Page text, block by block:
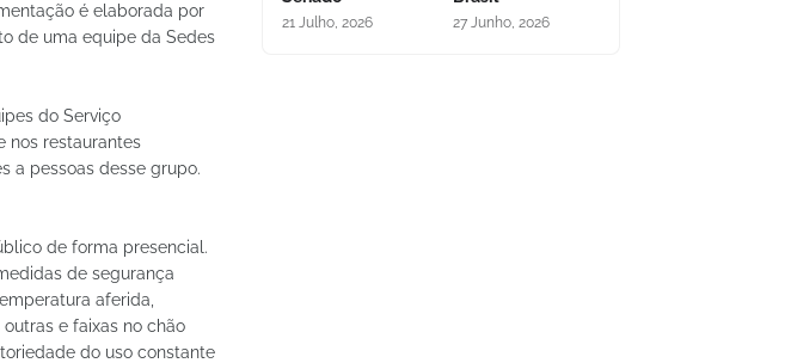
é elaborada por
de uma equipe da Sedes
do Serviço
nos restaurantes
a pessoas desse grupo.
de forma presencial.
de segurança
aferida,
e faixas no chão
do uso constante
21 Julho, 2026 27 Junho, 2026